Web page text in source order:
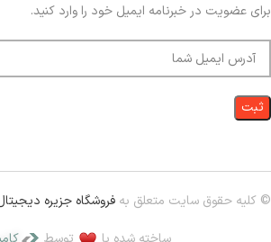
برای عضویت در خبرنامه ایمیل خود را وارد کنید.
© کلیه حقوق سایت متعلق به فروشگاه جزیره